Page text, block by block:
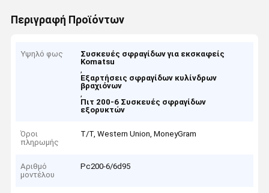
Περιγραφή Προϊόντων
Υψηλό φως
Συσκευές σφραγίδων για εκσκαφείς
Komatsu
,
Εξαρτήσεις σφραγίδων κυλίνδρων
βραχιόνων
,
Πιτ 200-6 Συσκευές σφραγίδων
εξορυκτών
Όροι
πληρωμής
T/T, Western Union, MoneyGram
Αριθμό
μοντέλου
Pc200-6/6d95